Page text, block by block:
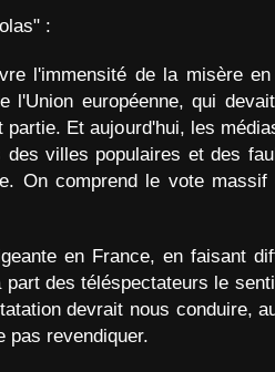
:
l'immensité de la misère en
l'Union européenne, qui
partie. Et aujourd'hui, les
des villes populaires et des
On comprend le vote
en France, en faisant
des téléspectateurs le
devrait nous conduire,
pas revendiquer.